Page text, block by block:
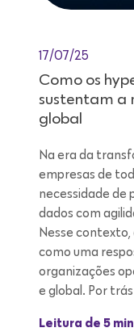
17/07/25
Como os
sustentam a
global
Na era da
empresas de
necessidade de
dados com
Nesse contexto,
como uma
organizações
e global. Por
Leitura de 5